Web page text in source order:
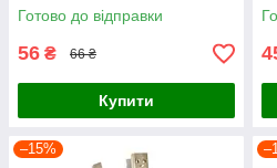
Готово до відправки
56 ₴ 66 ₴
Купити
–15%